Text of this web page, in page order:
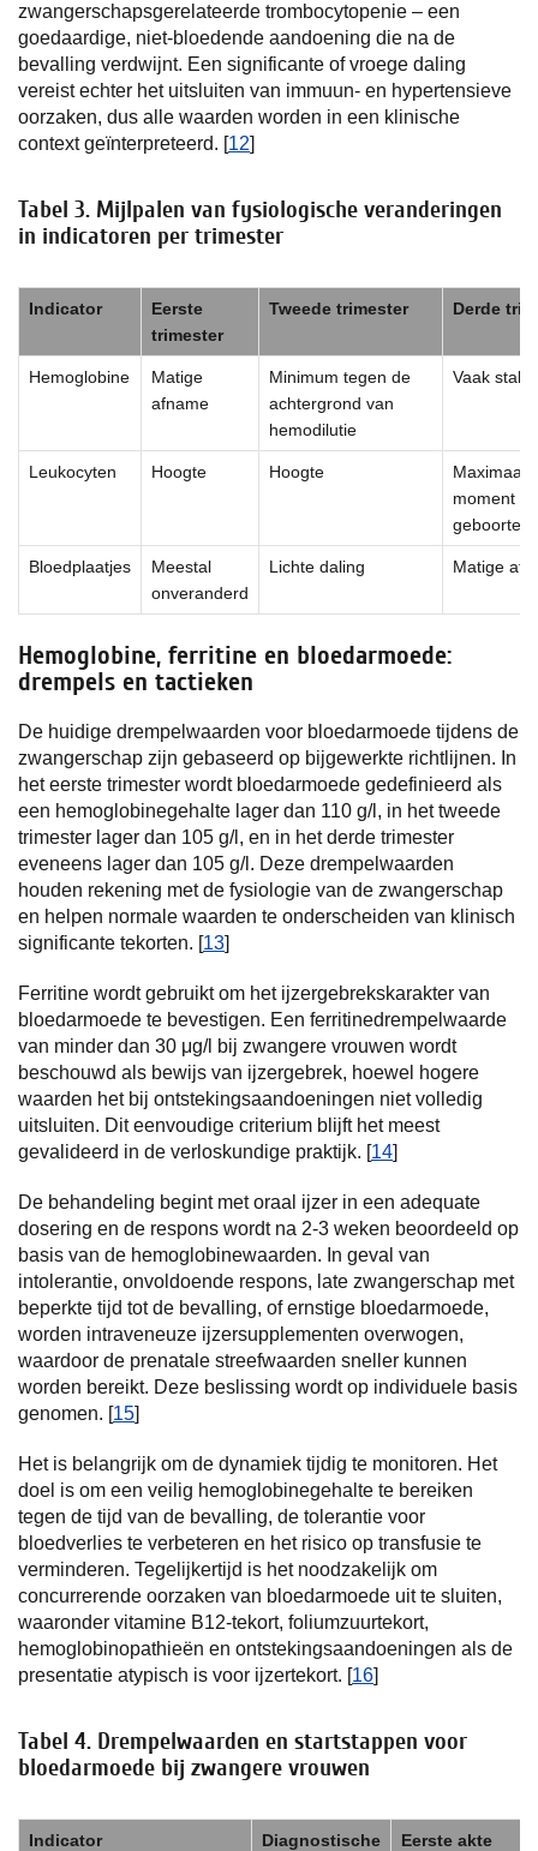
zwangerschapsgerelateerde trombocytopenie – een
goedaardige, niet-bloedende aandoening die na de
bevalling verdwijnt. Een significante of vroege daling
vereist echter het uitsluiten van immuun- en hypertensieve
oorzaken, dus alle waarden worden in een klinische
context geïnterpreteerd. [12]
Tabel 3. Mijlpalen van fysiologische veranderingen
in indicatoren per trimester
Indicator
Eerste
trimester
Tweede trimester Derde
Hemoglobine
Matige
afname
Minimum tegen de
achtergrond van
hemodilutie
Vaak
Leukocyten Hoogte Hoogte
Maximaal
moment
geboorte
Bloedplaatjes
Meestal
onveranderd
Lichte daling Matige
Hemoglobine, ferritine en bloedarmoede:
drempels en tactieken
De huidige drempelwaarden voor bloedarmoede tijdens de
zwangerschap zijn gebaseerd op bijgewerkte richtlijnen. In
het eerste trimester wordt bloedarmoede gedefinieerd als
een hemoglobinegehalte lager dan 110 g/l, in het tweede
trimester lager dan 105 g/l, en in het derde trimester
eveneens lager dan 105 g/l. Deze drempelwaarden
houden rekening met de fysiologie van de zwangerschap
en helpen normale waarden te onderscheiden van klinisch
significante tekorten. [13]
Ferritine wordt gebruikt om het ijzergebrekskarakter van
bloedarmoede te bevestigen. Een ferritinedrempelwaarde
van minder dan 30 μg/l bij zwangere vrouwen wordt
beschouwd als bewijs van ijzergebrek, hoewel hogere
waarden het bij ontstekingsaandoeningen niet volledig
uitsluiten. Dit eenvoudige criterium blijft het meest
gevalideerd in de verloskundige praktijk. [14]
De behandeling begint met oraal ijzer in een adequate
dosering en de respons wordt na 2-3 weken beoordeeld op
basis van de hemoglobinewaarden. In geval van
intolerantie, onvoldoende respons, late zwangerschap met
beperkte tijd tot de bevalling, of ernstige bloedarmoede,
worden intraveneuze ijzersupplementen overwogen,
waardoor de prenatale streefwaarden sneller kunnen
worden bereikt. Deze beslissing wordt op individuele basis
genomen. [15]
Het is belangrijk om de dynamiek tijdig te monitoren. Het
doel is om een veilig hemoglobinegehalte te bereiken
tegen de tijd van de bevalling, de tolerantie voor
bloedverlies te verbeteren en het risico op transfusie te
verminderen. Tegelijkertijd is het noodzakelijk om
concurrerende oorzaken van bloedarmoede uit te sluiten,
waaronder vitamine B12-tekort, foliumzuurtekort,
hemoglobinopathieën en ontstekingsaandoeningen als de
presentatie atypisch is voor ijzertekort. [16]
Tabel 4. Drempelwaarden en startstappen voor
bloedarmoede bij zwangere vrouwen
Indicator
Diagnostische
Eerste akte